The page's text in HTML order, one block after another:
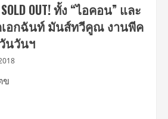
OUT! ทั้ง “ไอคอน” และ
เอกฉันท์ มันส์ทวีคูณ งานพีค
นวันฯ
ข